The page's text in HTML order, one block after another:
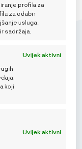
profila za
za odabir
usluga,
sadržaja.
Uvijek aktivni
koji
Uvijek aktivni